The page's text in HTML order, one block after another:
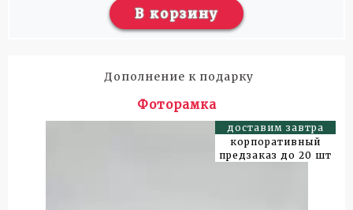
В корзину
Дополнение к подарку
Фоторамка
доставим завтра
корпоративный
предзаказ до 20 шт